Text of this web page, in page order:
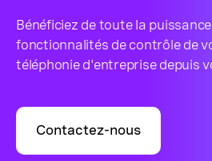
Bénéficiez de toute la
fonctionnalités de contrôle de
téléphonie d'entreprise depuis
Contactez-nous